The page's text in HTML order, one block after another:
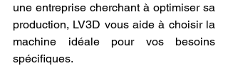
une entreprise cherchant à optimiser sa
production, LV3D vous aide à choisir la
machine idéale pour vos besoins
spécifiques.